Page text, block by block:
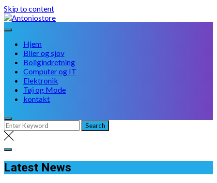
Skip to content
Hjem
Biler og sjov
Boligindretning
Computer og IT
Elektronik
Tøj og Mode
kontakt
Latest News